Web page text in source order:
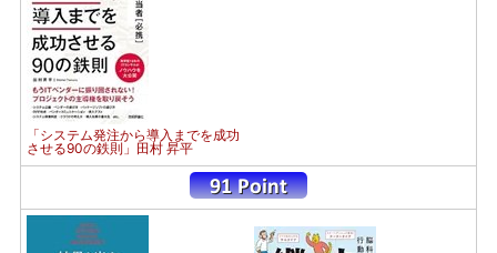
「システム発注から導入までを成功
させる90の鉄則」田村 昇平